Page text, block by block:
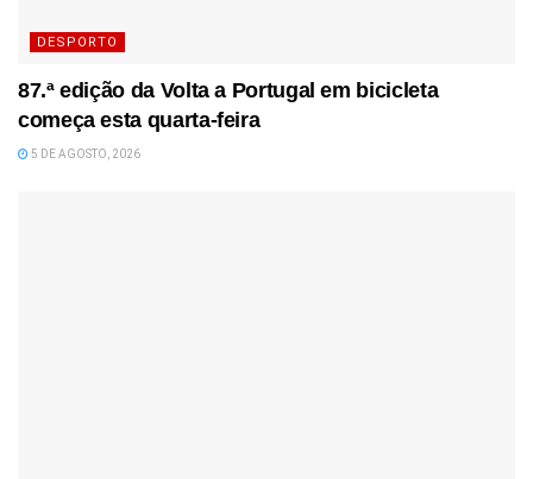
DESPORTO
87.ª edição da Volta a Portugal em bicicleta
começa esta quarta-feira
5 DE AGOSTO, 2026